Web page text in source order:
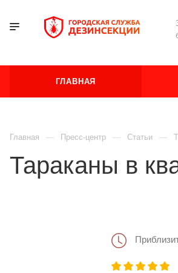
ГЛАВНАЯ
Главная Пресс-центр Статьи
Тараканы в